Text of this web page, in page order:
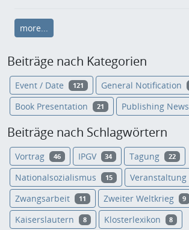
more...
Beiträge nach Kategorien
Event / Date 121 General Notification
Book Presentation 21 Publishing News
Beiträge nach Schlagwörtern
Vortrag 46 IPGV 34 Tagung 22
Nationalsozialismus 15 Veranstaltung
Zwangsarbeit 11 Zweiter Weltkrieg 9
Kaiserslautern 8 Klosterlexikon 8